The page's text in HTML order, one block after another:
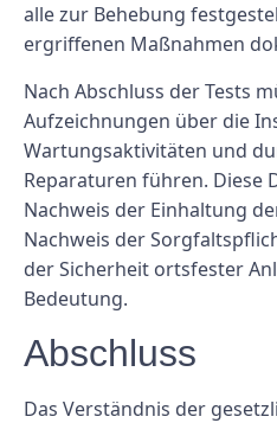
alle zur Behebung
ergriffenen Maßnahmen
Nach Abschluss der Tests
Aufzeichnungen über die
Wartungsaktivitäten und
Reparaturen führen. Diese
Nachweis der Einhaltung
Nachweis der
der Sicherheit ortsfester
Bedeutung.
Abschluss
Das Verständnis der